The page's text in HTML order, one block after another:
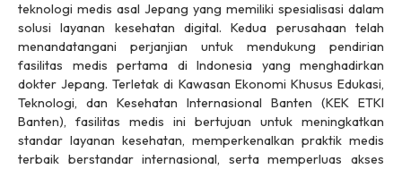
teknologi medis asal Jepang yang memiliki spesialisasi dalam
solusi layanan kesehatan digital. Kedua perusahaan telah
menandatangani perjanjian untuk mendukung pendirian
fasilitas medis pertama di Indonesia yang menghadirkan
dokter Jepang. Terletak di Kawasan Ekonomi Khusus Edukasi,
Teknologi, dan Kesehatan Internasional Banten (KEK ETKI
Banten), fasilitas medis ini bertujuan untuk meningkatkan
standar layanan kesehatan, memperkenalkan praktik medis
terbaik berstandar internasional, serta memperluas akses